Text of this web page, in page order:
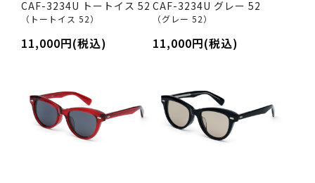
CAF-3234U トートイス 52
（トートイス 52）
11,000円(税込)
CAF-3234U グレー 52
（グレー 52）
11,000円(税込)